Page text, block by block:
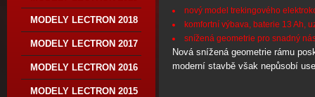
MODELY LECTRON 2018
MODELY LECTRON 2017
MODELY LECTRON 2016
MODELY LECTRON 2015
nový model trekingového
komfortní výbava, baterie 13 Ah,
snížená geometrie pro snadný
Nová snížená geometrie rámu
moderní stavbě však nepůsobí